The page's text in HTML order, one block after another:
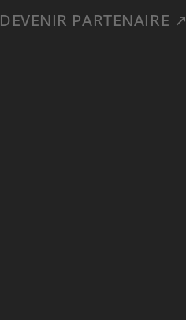
DEVENIR PARTENAIRE ↗